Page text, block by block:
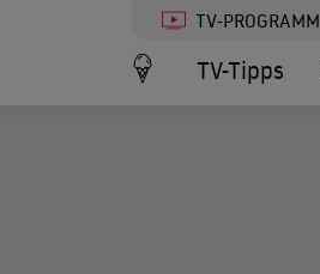
TV-PROGRAMM
TV-Tipps